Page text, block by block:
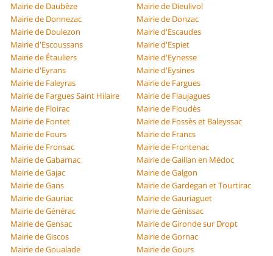
Mairie de Daubèze
Mairie de Dieulivol
Mairie de Donnezac
Mairie de Donzac
Mairie de Doulezon
Mairie d'Escaudes
Mairie d'Escoussans
Mairie d'Espiet
Mairie de Étauliers
Mairie d'Eynesse
Mairie d'Eyrans
Mairie d'Eysines
Mairie de Faleyras
Mairie de Fargues
Mairie de Fargues Saint Hilaire
Mairie de Flaujagues
Mairie de Floirac
Mairie de Floudès
Mairie de Fontet
Mairie de Fossès et Baleyssac
Mairie de Fours
Mairie de Francs
Mairie de Fronsac
Mairie de Frontenac
Mairie de Gabarnac
Mairie de Gaillan en Médoc
Mairie de Gajac
Mairie de Galgon
Mairie de Gans
Mairie de Gardegan et Tourtirac
Mairie de Gauriac
Mairie de Gauriaguet
Mairie de Générac
Mairie de Génissac
Mairie de Gensac
Mairie de Gironde sur Dropt
Mairie de Giscos
Mairie de Gornac
Mairie de Goualade
Mairie de Gours